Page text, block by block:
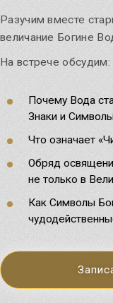
Разучим вместе
величание Богине
На встрече обсудим:
Почему Вода
Знаки и
Что означает
Обряд
не только в
Как Символы